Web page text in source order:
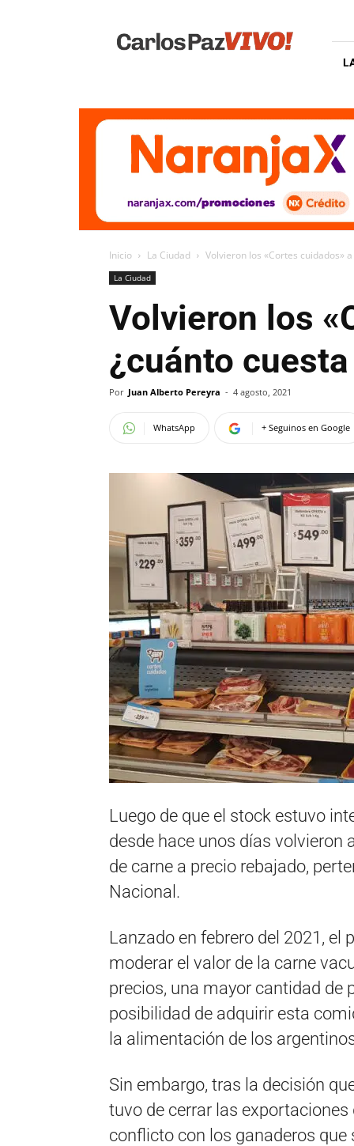
Vivo
Inicio La Ciudad Volvieron los «Cortes cuidados»
La Ciudad
Volvieron los
¿cuánto
Por Juan Alberto Pereyra - 4 agosto, 2021
WhatsApp + Seguinos en Google
Luego de que el stock estuvo
desde hace unos días volvieron
de carne a precio rebajado,
Nacional.
Lanzado en febrero del 2021, el
moderar el valor de la carne
precios, una mayor cantidad de
posibilidad de adquirir esta
la alimentación de los
Sin embargo, tras la decisión
tuvo de cerrar las
conflicto con los ganaderos